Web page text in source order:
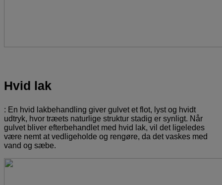
Hvid lak
: En hvid lakbehandling giver gulvet et flot, lyst og hvidt
udtryk, hvor træets naturlige struktur stadig er synligt. Når
gulvet bliver efterbehandlet med hvid lak, vil det ligeledes
være nemt at vedligeholde og rengøre, da det vaskes med
vand og sæbe.